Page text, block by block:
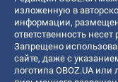
изложенную в
информации,
ответственность
Запрещено
сайте, даже с
логотипа OBOZ.UA